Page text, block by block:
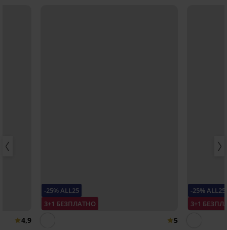
4,9
-25% ALL25
3+1 БЕЗПЛАТНО
5
-25% ALL25
3+1